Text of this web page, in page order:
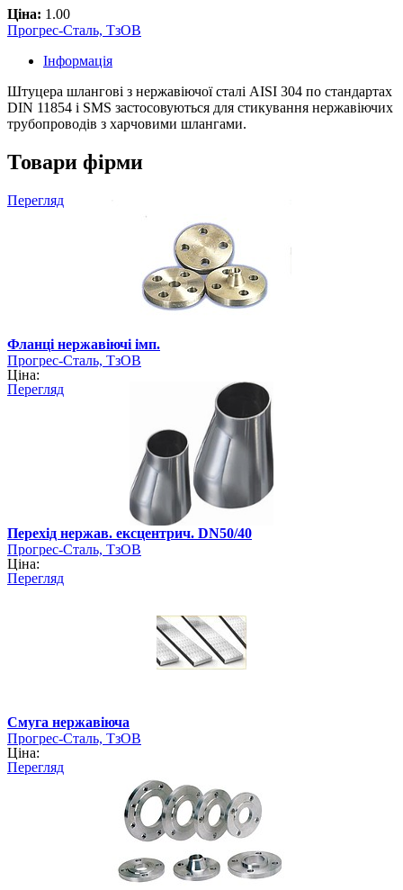
Ціна: 1.00
Прогрес-Сталь, ТзОВ
Інформація
Штуцера шлангові з нержавіючої сталі AISI 304 по стандартах
DIN 11854 і SMS застосовуються для стикування нержавіючих
трубопроводів з харчовими шлангами.
Товари фірми
Перегляд
Фланці нержавіючі імп.
Прогрес-Сталь, ТзОВ
Ціна:
Перегляд
Перехід нержав. ексцентрич. DN50/40
Прогрес-Сталь, ТзОВ
Ціна:
Перегляд
Смуга нержавіюча
Прогрес-Сталь, ТзОВ
Ціна:
Перегляд